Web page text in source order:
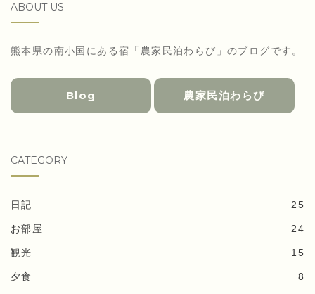
ABOUT US
熊本県の南小国にある宿「農家民泊わらび」のブログです。
Blog 農家民泊わらび
CATEGORY
日記 25
お部屋 24
観光 15
夕食 8